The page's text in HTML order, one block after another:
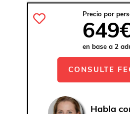
VISITARAS:MAHÓ - SAN LUIS -
TORO - ES MERCARDAL -
- CIUTADELLA - NAVETA DES
MOLA - ALAIOR - CALA GALDANA
Precio por
en base a 2
CONSULTE
Habla